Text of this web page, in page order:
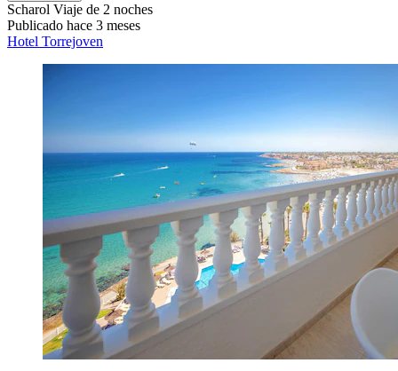
Scharol Viaje de 2 noches
Publicado hace 3 meses
Hotel Torrejoven